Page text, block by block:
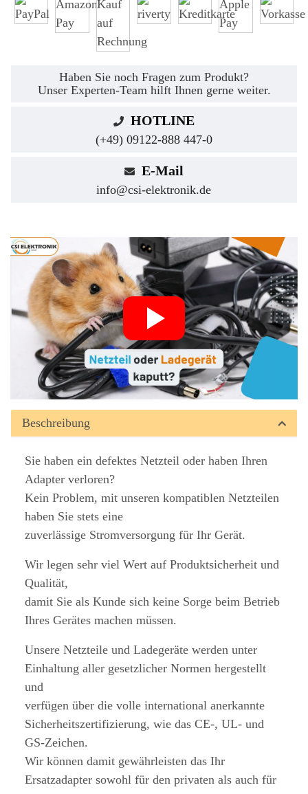
Haben Sie noch Fragen zum Produkt?
Unser Experten-Team hilft Ihnen gerne weiter.
HOTLINE
(+49) 09122-888 447-0
E-Mail
info@csi-elektronik.de
Beschreibung
Sie haben ein defektes Netzteil oder haben Ihren
Adapter verloren?
Kein Problem, mit unseren kompatiblen Netzteilen
haben Sie stets eine
zuverlässige Stromversorgung für Ihr Gerät.
Wir legen sehr viel Wert auf Produktsicherheit und
Qualität,
damit Sie als Kunde sich keine Sorge beim Betrieb
Ihres Gerätes machen müssen.
Unsere Netzteile und Ladegeräte werden unter
Einhaltung aller gesetzlicher Normen hergestellt
und
verfügen über die volle international anerkannte
Sicherheitszertifizierung, wie das CE-, UL- und
GS-Zeichen.
Wir können damit gewährleisten das Ihr
Ersatzadapter sowohl für den privaten als auch für